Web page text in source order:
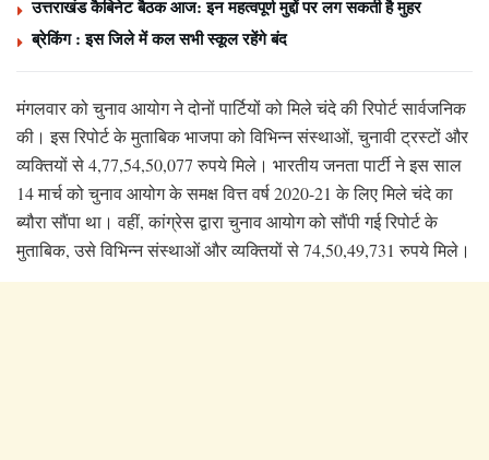
उत्तराखंड कैबिनेट बैठक आज: इन महत्वपूर्ण मुद्दों पर लग सकती है मुहर
ब्रेकिंग : इस जिले में कल सभी स्कूल रहेंगे बंद
मंगलवार को चुनाव आयोग ने दोनों पार्टियों को मिले चंदे की रिपोर्ट सार्वजनिक
की। इस रिपोर्ट के मुताबिक भाजपा को विभिन्न संस्थाओं, चुनावी ट्रस्टों और
व्यक्तियों से 4,77,54,50,077 रुपये मिले। भारतीय जनता पार्टी ने इस साल
14 मार्च को चुनाव आयोग के समक्ष वित्त वर्ष 2020-21 के लिए मिले चंदे का
ब्यौरा सौंपा था। वहीं, कांग्रेस द्वारा चुनाव आयोग को सौंपी गई रिपोर्ट के
मुताबिक, उसे विभिन्न संस्थाओं और व्यक्तियों से 74,50,49,731 रुपये मिले।